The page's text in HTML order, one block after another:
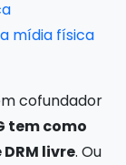
mídia física
cofundador
tem como
livre. Ou